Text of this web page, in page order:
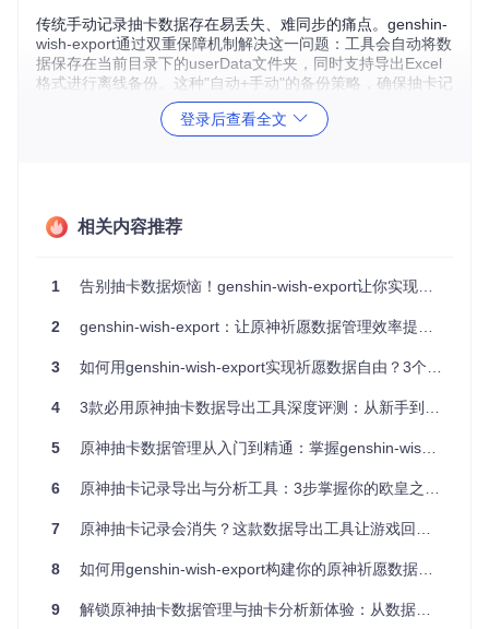
传统手动记录抽卡数据存在易丢失、难同步的痛点。genshin-
wish-export通过双重保障机制解决这一问题：工具会自动将数
据保存在当前目录下的userData文件夹，同时支持导出Excel
格式进行离线备份。这种"自动+手动"的备份策略，确保抽卡记
录不会因设备故障或软件重装而丢失。
如何用多账号管理功能解决切换账号的繁琐操作
加新账号，切换账号后自动加载对应数据，实现多账号数据的
无缝管理。这一功能特别适合同时管理主号和小号的玩家。
对比维
genshin-wish-expor
全性
份
重保障
率
时易错
率分析
多账号
需分别记录，易混淆
一键切换，数据独立存
数据可
多维度饼图和数据指标
展示
二、实战操作：从数据获取到统计分析的全流程
如何通过游戏日志获取祈愿数据
登录后查看全文
相关内容推荐
1 告别抽卡数据烦恼！genshin-wish-export让你实现抽卡自由的3个秘诀
2 genshin-wish-export：让原神祈愿数据管理效率提升10倍的必备工具
3 如何用genshin-wish-export实现祈愿数据自由？3个实用技巧全解析
4 3款必用原神抽卡数据导出工具深度评测：从新手到欧皇的数据分析指南
5 原神抽卡数据管理从入门到精通：掌握genshin-wish-export工具实现数据自由
6 原神抽卡记录导出与分析工具：3步掌握你的欧皇之路，数据可视化让抽卡策略更高效
7 原神抽卡记录会消失？这款数据导出工具让游戏回忆永久保存
8 如何用genshin-wish-export构建你的原神祈愿数据管理中心
9 解锁原神抽卡数据管理与抽卡分析新体验：从数据安全到策略优化的完整指南